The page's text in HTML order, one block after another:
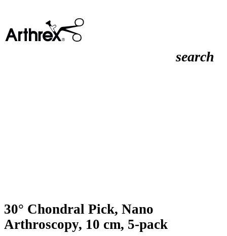
search
30° Chondral Pick, Nano
Arthroscopy, 10 cm, 5-pack